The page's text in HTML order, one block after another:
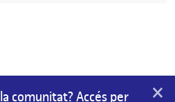
comunitat? Accés per ×